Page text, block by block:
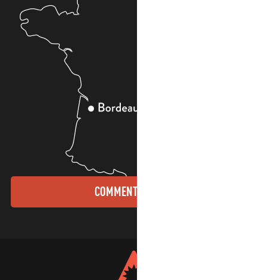
COMMENT VENIR ?